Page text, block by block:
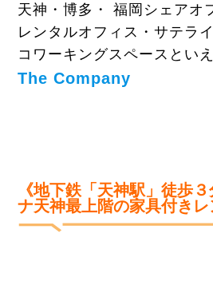
天神・博多・ 福岡シェアオ
レンタルオフィス・サテラ
コワーキングスペースとい
The Company
《地下鉄「天神駅」徒歩３
ナ天神最上階の家具付きレ